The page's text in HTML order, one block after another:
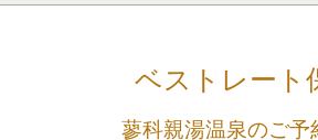
ベストレート
蓼科親湯温泉のご予